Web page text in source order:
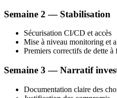
Semaine 2 — Stabilisation
Sécurisation CI/CD et accès
Mise à niveau monitoring et
Premiers correctifs de dette
Semaine 3 — Narratif
Documentation claire des